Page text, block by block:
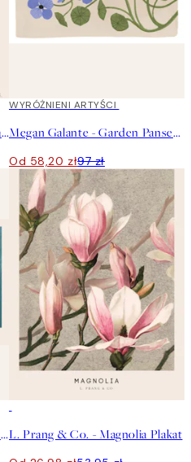
Sissan Richardt - La Marche Plakat
40%*
WYRÓŻNIENI ARTYŚCI
Megan Galante - Garden Pansey Plakat
Od 58,20 zł97 zł
Van Gogh - Almond Blossom PlakatL. Prang & Co. - Magnolia Plakat